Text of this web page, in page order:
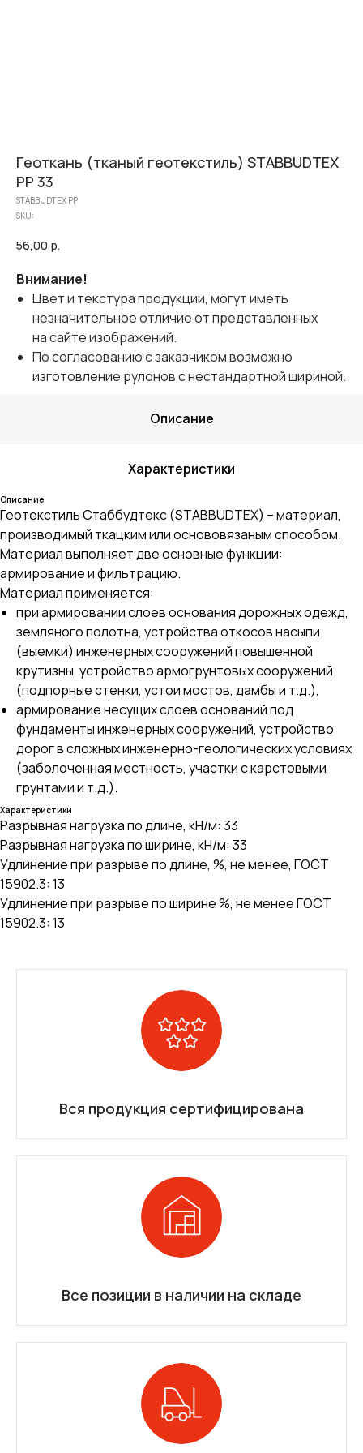
Геоткань (тканый геотекстиль) STABBUDTEX
PP 33
STABBUDTEX PP
SKU:
56,00 р.
Внимание!
Цвет и текстура продукции, могут иметь
незначительное отличие от представленных
на сайте изображений.
По согласованию с заказчиком возможно
изготовление рулонов с нестандартной шириной.
Описание
Характеристики
Описание
Геотекстиль Стаббудтекс (STABBUDTEX) – материал,
производимый ткацким или основовязаным способом.
Материал выполняет две основные функции:
армирование и фильтрацию.
Материал применяется:
при армировании слоев основания дорожных одежд,
земляного полотна, устройства откосов насыпи
(выемки) инженерных сооружений повышенной
крутизны, устройство армогрунтовых сооружений
(подпорные стенки, устои мостов, дамбы и т.д.),
армирование несущих слоев оснований под
фундаменты инженерных сооружений, устройство
дорог в сложных инженерно-геологических условиях
(заболоченная местность, участки с карстовыми
грунтами и т.д.).
Характеристики
Разрывная нагрузка по длине, кН/м: 33
Разрывная нагрузка по ширине, кН/м: 33
Удлинение при разрыве по длине, %, не менее, ГОСТ
15902.3: 13
Удлинение при разрыве по ширине %, не менее ГОСТ
15902.3: 13
Вся продукция сертифицирована
Все позиции в наличии на складе